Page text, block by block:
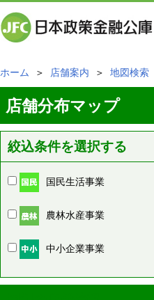
ホーム ＞ 店舗案内 ＞ 地図検索
店舗分布マップ
絞込条件を選択する
国民生活事業
農林水産事業
中小企業事業